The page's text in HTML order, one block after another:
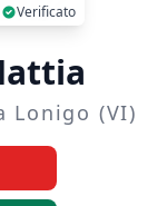
Verificato
Lonigo (VI)